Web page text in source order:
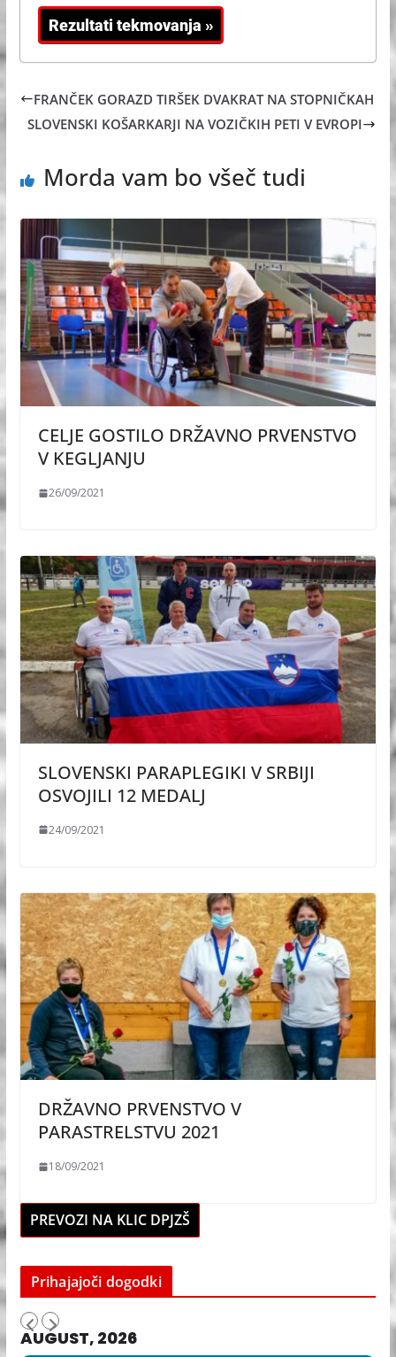
FRANČEK GORAZD TIRŠEK DVAKRAT NA STOPNIČKAH
SLOVENSKI KOŠARKARJI NA VOZIČKIH PETI V EVROPI
Morda vam bo všeč tudi
CELJE GOSTILO DRŽAVNO PRVENSTVO
V KEGLJANJU
26/09/2021
SLOVENSKI PARAPLEGIKI V SRBIJI
OSVOJILI 12 MEDALJ
24/09/2021
DRŽAVNO PRVENSTVO V
PARASTRELSTVU 2021
18/09/2021
PREVOZI NA KLIC DPJZŠ
Prihajajoči dogodki
AUGUST, 2026